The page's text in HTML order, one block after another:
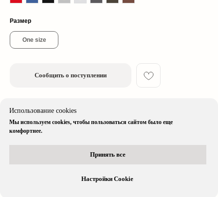
Использование cookies
Мы используем cookies, чтобы пользоваться сайтом было еще
комфортнее.
Принять все
Настройки Cookie
Размер
One size
Сообщить о поступлении
Описание изделия
Доставка & Оплата
Вся информация доступна в нашем
* Instagram принадлежит компании Meta, признанной экстремистской
организацией и запрещенной в РФ